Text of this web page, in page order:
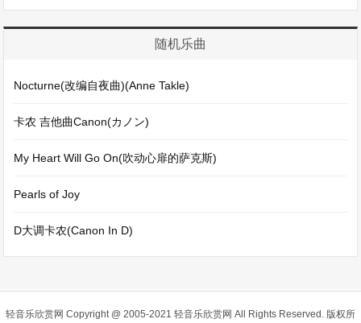
随机乐曲
Nocturne(改编自夜曲)(Anne Takle)
卡农 吉他曲Canon(カノン)
My Heart Will Go On(吹动心扉的萨克斯)
Pearls of Joy
D大调卡农(Canon In D)
轻音乐欣赏网 Copyright @ 2005-2021 轻音乐欣赏网 All Rights Reserved. 版权所